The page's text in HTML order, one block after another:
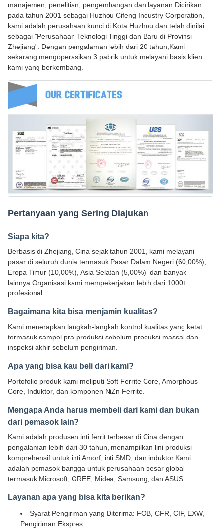
manajemen, penelitian, pengembangan dan layanan.Didirikan
pada tahun 2001 sebagai Huzhou Cifeng Industry Corporation,
kami adalah perusahaan kunci di Kota Huzhou dan telah dinilai
sebagai "Perusahaan Teknologi Tinggi dan Baru di Provinsi
Zhejiang". Dengan pengalaman lebih dari 20 tahun,Kami
sekarang mengoperasikan 3 pabrik untuk melayani basis klien
kami yang berkembang.
Pertanyaan yang Sering Diajukan
Siapa kita?
Berbasis di Zhejiang, Cina sejak tahun 2001, kami melayani
pasar di seluruh dunia termasuk Pasar Dalam Negeri (60,00%),
Eropa Timur (10,00%), Asia Selatan (5,00%), dan banyak
lainnya.Organisasi kami mempekerjakan lebih dari 1000+
profesional.
Bagaimana kita bisa menjamin kualitas?
Kami menerapkan langkah-langkah kontrol kualitas yang ketat
termasuk sampel pra-produksi sebelum produksi massal dan
inspeksi akhir sebelum pengiriman.
Apa yang bisa kau beli dari kami?
Portofolio produk kami meliputi Soft Ferrite Core, Amorphous
Core, Induktor, dan komponen NiZn Ferrite.
Mengapa Anda harus membeli dari kami dan bukan
dari pemasok lain?
Kami adalah produsen inti ferrit terbesar di Cina dengan
pengalaman lebih dari 30 tahun, menampilkan lini produksi
komprehensif untuk inti Amorf, inti SMD, dan induktor.Kami
adalah pemasok bangga untuk perusahaan besar global
termasuk Microsoft, GREE, Midea, Samsung, dan ASUS.
Layanan apa yang bisa kita berikan?
Syarat Pengiriman yang Diterima: FOB, CFR, CIF, EXW,
Pengiriman Ekspres